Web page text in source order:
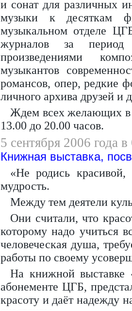
и сонат для различных
музыки к десяткам
музыкальном отделе
журналов за
произведениями
музыкантов
романсов, опер, редкие
личного архива друзей и
Ждем всех желающих в
13.00 до 20.00 часов.
5 сентября 2006 года
Книжная выставка,
«Не родись красивой,
мудрость.
Между тем деятели
Они считали, что
которому надо учиться
человеческая душа,
работы по своему
На книжной выставке
абонементе ЦГБ,
красоту и даёт надежду